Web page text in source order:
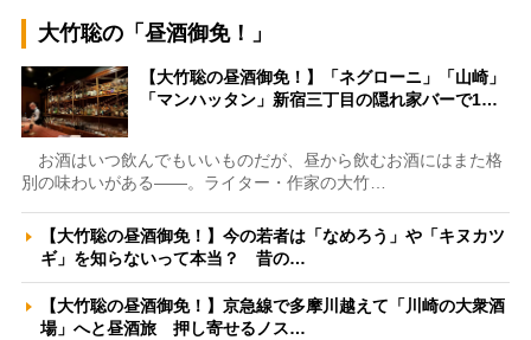
大竹聡の「昼酒御免！」
【大竹聡の昼酒御免！】「ネグローニ」「山崎」
「マンハッタン」新宿三丁目の隠れ家バーで1…
お酒はいつ飲んでもいいものだが、昼から飲むお酒にはまた格
別の味わいがある――。ライター・作家の大竹…
【大竹聡の昼酒御免！】今の若者は「なめろう」や「キヌカツ
ギ」を知らないって本当？ 昔の…
【大竹聡の昼酒御免！】京急線で多摩川越えて「川崎の大衆酒
場」へと昼酒旅 押し寄せるノス…